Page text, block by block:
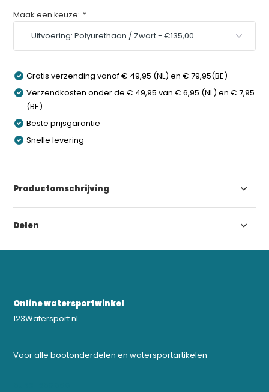
Maak een keuze: *
Gratis verzending vanaf € 49,95 (NL) en € 79,95(BE)
Verzendkosten onder de € 49,95 van € 6,95 (NL) en € 7,95
(BE)
Beste prijsgarantie
Snelle levering
Productomschrijving
Delen
Online watersportwinkel
123Watersport.nl
Voor alle bootonderdelen en watersportartikelen